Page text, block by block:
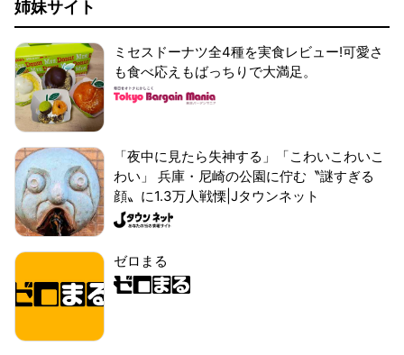
姉妹サイト
ミセスドーナツ全4種を実食レビュー!可愛さ
も食べ応えもばっちりで大満足。
「夜中に見たら失神する」「こわいこわいこ
わい」 兵庫・尼崎の公園に佇む〝謎すぎる
顔〟に1.3万人戦慄|Jタウンネット
ゼロまる